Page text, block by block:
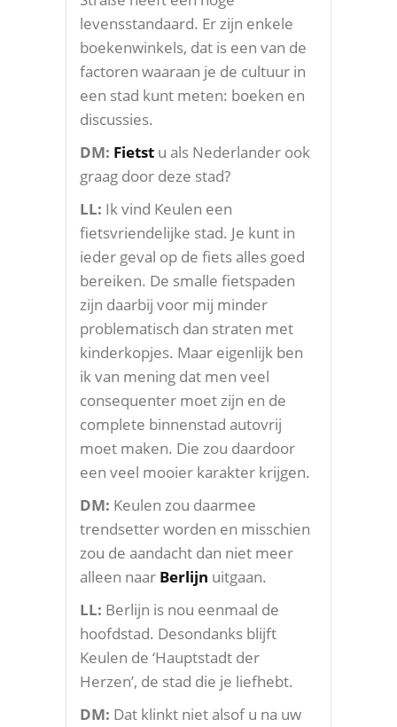
levensstandaard. Er zijn enkele
boekenwinkels, dat is een van de
factoren waaraan je de cultuur in
een stad kunt meten: boeken en
discussies.
DM: Fietst u als Nederlander ook
graag door deze stad?
LL: Ik vind Keulen een
fietsvriendelijke stad. Je kunt in
ieder geval op de fiets alles goed
bereiken. De smalle fietspaden
zijn daarbij voor mij minder
problematisch dan straten met
kinderkopjes. Maar eigenlijk ben
ik van mening dat men veel
consequenter moet zijn en de
complete binnenstad autovrij
moet maken. Die zou daardoor
een veel mooier karakter krijgen.
DM: Keulen zou daarmee
trendsetter worden en misschien
zou de aandacht dan niet meer
alleen naar Berlijn uitgaan.
LL: Berlijn is nou eenmaal de
hoofdstad. Desondanks blijft
Keulen de ‘Hauptstadt der
Herzen’, de stad die je liefhebt.
DM: Dat klinkt niet alsof u na uw